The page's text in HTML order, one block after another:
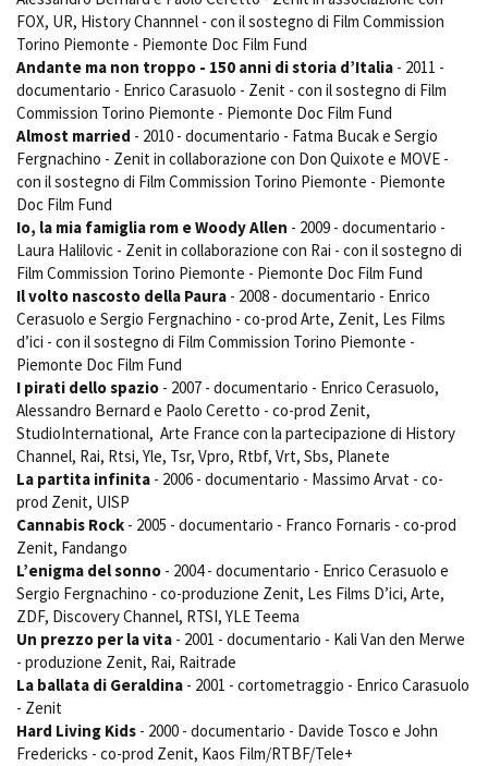
FOX, UR, History Channnel - con il sostegno di Film Commission
Torino Piemonte - Piemonte Doc Film Fund
Andante ma non troppo - 150 anni di storia d’Italia - 2011 -
documentario - Enrico Carasuolo - Zenit - con il sostegno di Film
Commission Torino Piemonte - Piemonte Doc Film Fund
Almost married - 2010 - documentario - Fatma Bucak e Sergio
Fergnachino - Zenit in collaborazione con Don Quixote e MOVE -
con il sostegno di Film Commission Torino Piemonte - Piemonte
Doc Film Fund
Io, la mia famiglia rom e Woody Allen - 2009 - documentario -
Laura Halilovic - Zenit in collaborazione con Rai - con il sostegno di
Film Commission Torino Piemonte - Piemonte Doc Film Fund
Il volto nascosto della Paura - 2008 - documentario - Enrico
Cerasuolo e Sergio Fergnachino - co-prod Arte, Zenit, Les Films
d’ici - con il sostegno di Film Commission Torino Piemonte -
Piemonte Doc Film Fund
I pirati dello spazio - 2007 - documentario - Enrico Cerasuolo,
Alessandro Bernard e Paolo Ceretto - co-prod Zenit,
StudioInternational, Arte France con la partecipazione di History
Channel, Rai, Rtsi, Yle, Tsr, Vpro, Rtbf, Vrt, Sbs, Planete
La partita infinita - 2006 - documentario - Massimo Arvat - co-
prod Zenit, UISP
Cannabis Rock - 2005 - documentario - Franco Fornaris - co-prod
Zenit, Fandango
L’enigma del sonno - 2004 - documentario - Enrico Cerasuolo e
Sergio Fergnachino - co-produzione Zenit, Les Films D’ici, Arte,
ZDF, Discovery Channel, RTSI, YLE Teema
Un prezzo per la vita - 2001 - documentario - Kali Van den Merwe
- produzione Zenit, Rai, Raitrade
La ballata di Geraldina - 2001 - cortometraggio - Enrico Carasuolo
- Zenit
Hard Living Kids - 2000 - documentario - Davide Tosco e John
Fredericks - co-prod Zenit, Kaos Film/RTBF/Tele+